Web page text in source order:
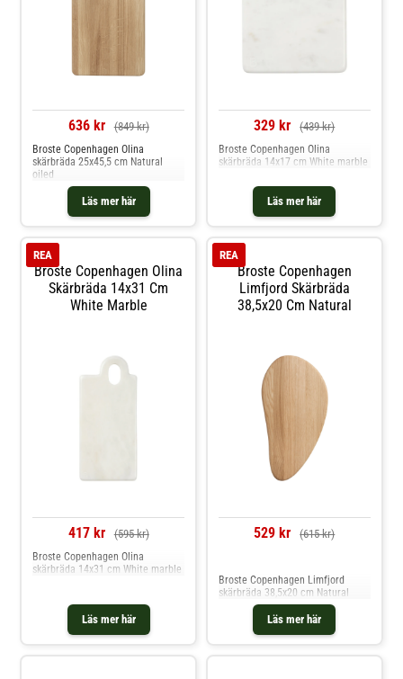
636 kr (849 kr)
Läs mer här
Broste Copenhagen Olina
skärbräda 25x45,5 cm Natural
oiled
329 kr (439 kr)
Läs mer här
Broste Copenhagen Olina
skärbräda 14x17 cm White marble
Broste Copenhagen Olina
Skärbräda 14x31 Cm
White Marble
REA
417 kr (595 kr)
Läs mer här
Broste Copenhagen Olina
skärbräda 14x31 cm White marble
Broste Copenhagen
Limfjord Skärbräda
38,5x20 Cm Natural
REA
529 kr (615 kr)
Läs mer här
Broste Copenhagen Limfjord
skärbräda 38,5x20 cm Natural